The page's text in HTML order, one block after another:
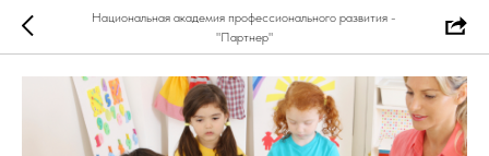
Национальная академия профессионального развития -
"Партнер"